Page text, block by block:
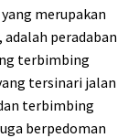
merupakan
peradaban
terbimbing
tersinari jalan
terbimbing
berpedoman